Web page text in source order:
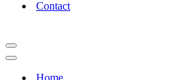
Contact
Meniu
de
Meniu
Home